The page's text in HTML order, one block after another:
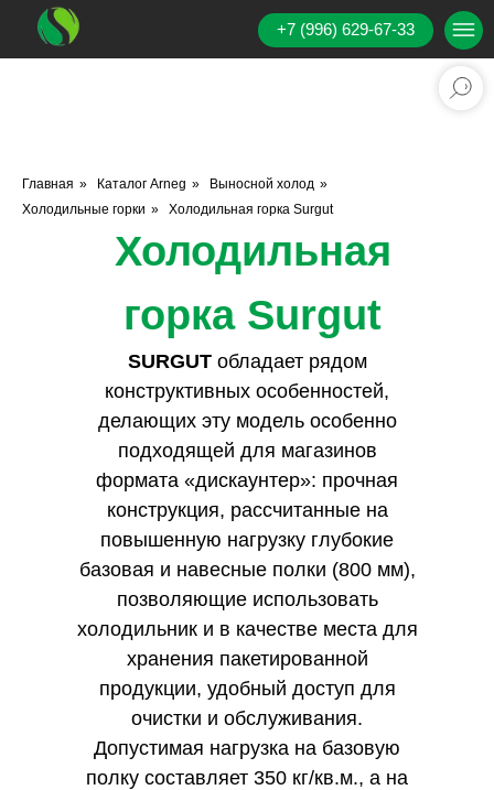
+7 (996) 629-67-33
Главная » Каталог Аrneg » Выносной холод »
Холодильные горки » Холодильная горка Surgut
Холодильная
горка Surgut
SURGUTобладает рядом
конструктивных особенностей,
делающих эту модель особенно
подходящей для магазинов
формата «дискаунтер»: прочная
конструкция, рассчитанные на
повышенную нагрузку глубокие
базовая и навесные полки (800 мм),
позволяющие использовать
холодильник и в качестве места для
хранения пакетированной
продукции, удобный доступ для
очистки и обслуживания.
Допустимая нагрузка на базовую
полку составляет 350 кг/кв.м., а на